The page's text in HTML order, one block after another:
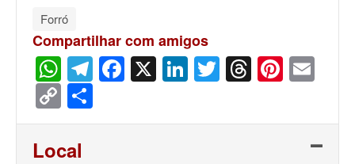
Forró
Compartilhar com amigos
WhatsApp
Telegram
Facebook
X LinkedIn
Twitter
Threads
Copy
Link
Local